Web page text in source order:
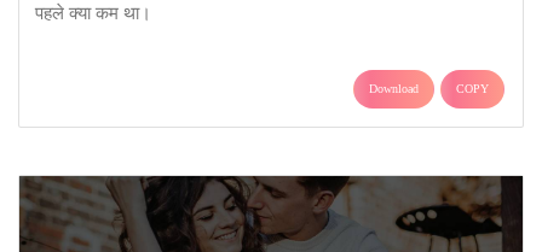
पहले क्या कम था।
Download COPY